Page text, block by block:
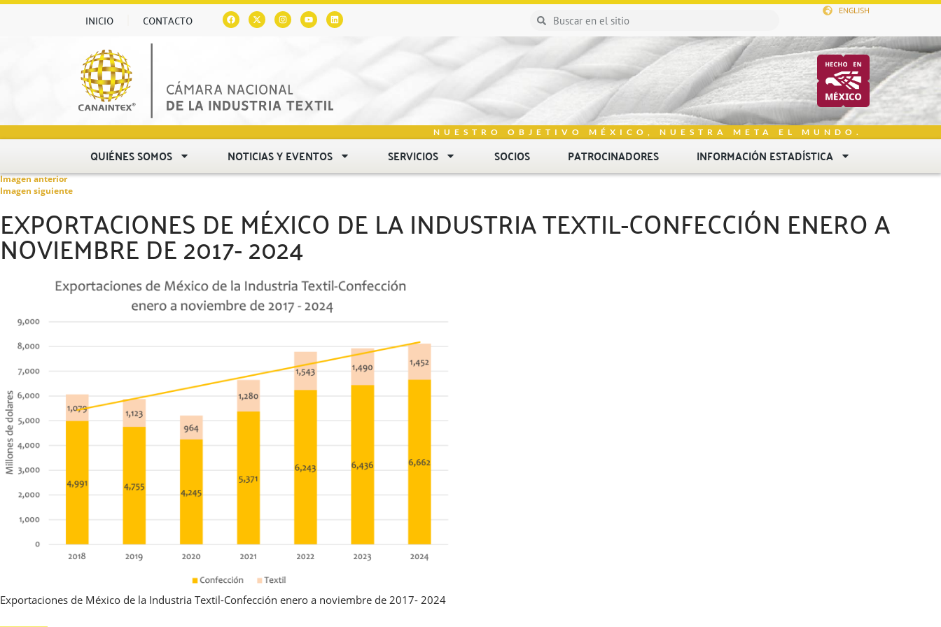
INICIO CONTACTO
ENGLISH
NUESTRO OBJETIVO MÉXICO, NUESTRA META EL MUNDO.
QUIÉNES SOMOS NOTICIAS Y EVENTOS SERVICIOS SOCIOS PATROCINADORES INFORMACIÓN ESTADÍSTICA
Imagen anterior
Imagen siguiente
EXPORTACIONES DE MÉXICO DE LA INDUSTRIA TEXTIL-CONFECCIÓN ENERO A
NOVIEMBRE DE 2017- 2024
Exportaciones de México de la Industria Textil-Confección enero a noviembre de 2017- 2024